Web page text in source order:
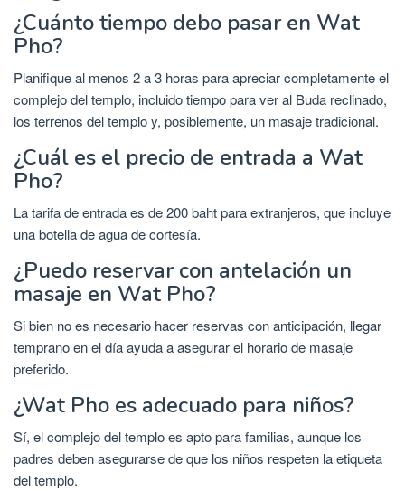
¿Cuánto tiempo debo pasar en Wat
Pho?
Planifique al menos 2 a 3 horas para apreciar completamente el
complejo del templo, incluido tiempo para ver al Buda reclinado,
los terrenos del templo y, posiblemente, un masaje tradicional.
¿Cuál es el precio de entrada a Wat
Pho?
La tarifa de entrada es de 200 baht para extranjeros, que incluye
una botella de agua de cortesía.
¿Puedo reservar con antelación un
masaje en Wat Pho?
Si bien no es necesario hacer reservas con anticipación, llegar
temprano en el día ayuda a asegurar el horario de masaje
preferido.
¿Wat Pho es adecuado para niños?
Sí, el complejo del templo es apto para familias, aunque los
padres deben asegurarse de que los niños respeten la etiqueta
del templo.